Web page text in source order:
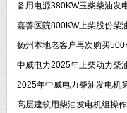
备用电源380KW玉柴柴油发
嘉善医院800KW上柴股份柴
扬州本地老客户再次购买
中威电力2025年上柴动力柴
2025年中威电力柴油发电机
高层建筑用柴油发电机组操